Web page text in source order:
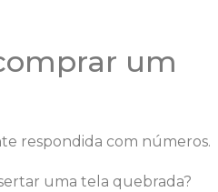
um
respondida com números.
uma tela quebrada?